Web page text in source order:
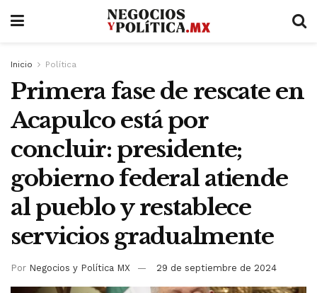
Inicio Política
Primera fase de rescate en
Acapulco está por
concluir: presidente;
gobierno federal atiende
al pueblo y restablece
servicios gradualmente
Por Negocios y Política MX 29 de septiembre de 2024